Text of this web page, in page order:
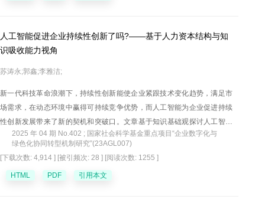
人工智能促进企业持续性创新了吗?——基于人力资本结构与知
识吸收能力视角
苏涛永;郭鑫;李雅洁;
新一代科技革命浪潮下，持续性创新能使企业紧跟技术变化趋势，满足市
场需求，在动态环境中赢得可持续竞争优势，而人工智能为企业促进持续
性创新发展带来了新的契机和突破口。文章基于知识基础观探讨人工智能
对企业持续性创新的促进效应，从人力资本结构和知识吸收能力视角厘清
证分析。结果表明，人工智能技术应用对企业持续性创新具有促进效应。
2025 年 04 期 No.402 ; 国家社会科学基金重点项目“企业数字化与
绿色化协同转型机制研究”(23AGL007)
[下载次数: 4,914 ] [被引频次: 28 ] [阅读次数: 1255 ]
HTML PDF 引用本文